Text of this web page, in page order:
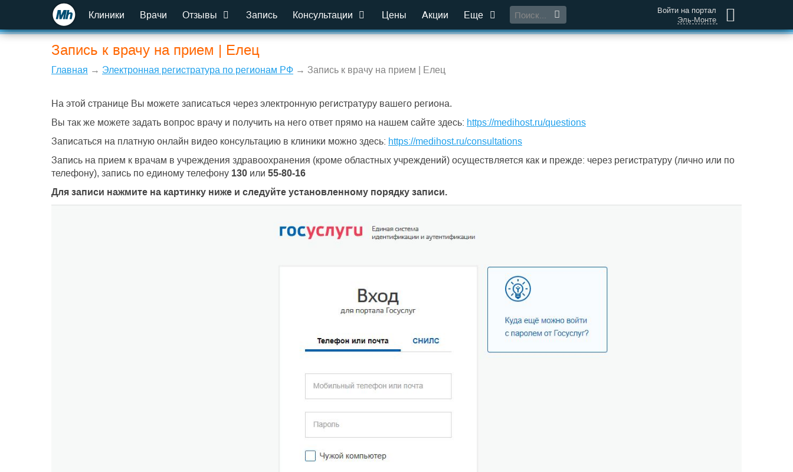
Клиники Врачи Отзывы Запись Консультации Цены Акции Еще
Войти на портал
Эль-Монте
Запись к врачу на прием | Елец
Главная → Электронная регистратура по регионам РФ → Запись к врачу на прием | Елец
На этой странице Вы можете записаться через электронную регистратуру вашего региона.
Вы так же можете задать вопрос врачу и получить на него ответ прямо на нашем сайте здесь: https://medihost.ru/questions
Записаться на платную онлайн видео консультацию в клиники можно здесь: https://medihost.ru/consultations
Запись на прием к врачам в учреждения здравоохранения (кроме областных учреждений) осуществляется как и прежде: через регистратуру (лично или по
телефону), запись по единому телефону 130 или 55-80-16
Для записи нажмите на картинку ниже и следуйте установленному порядку записи.